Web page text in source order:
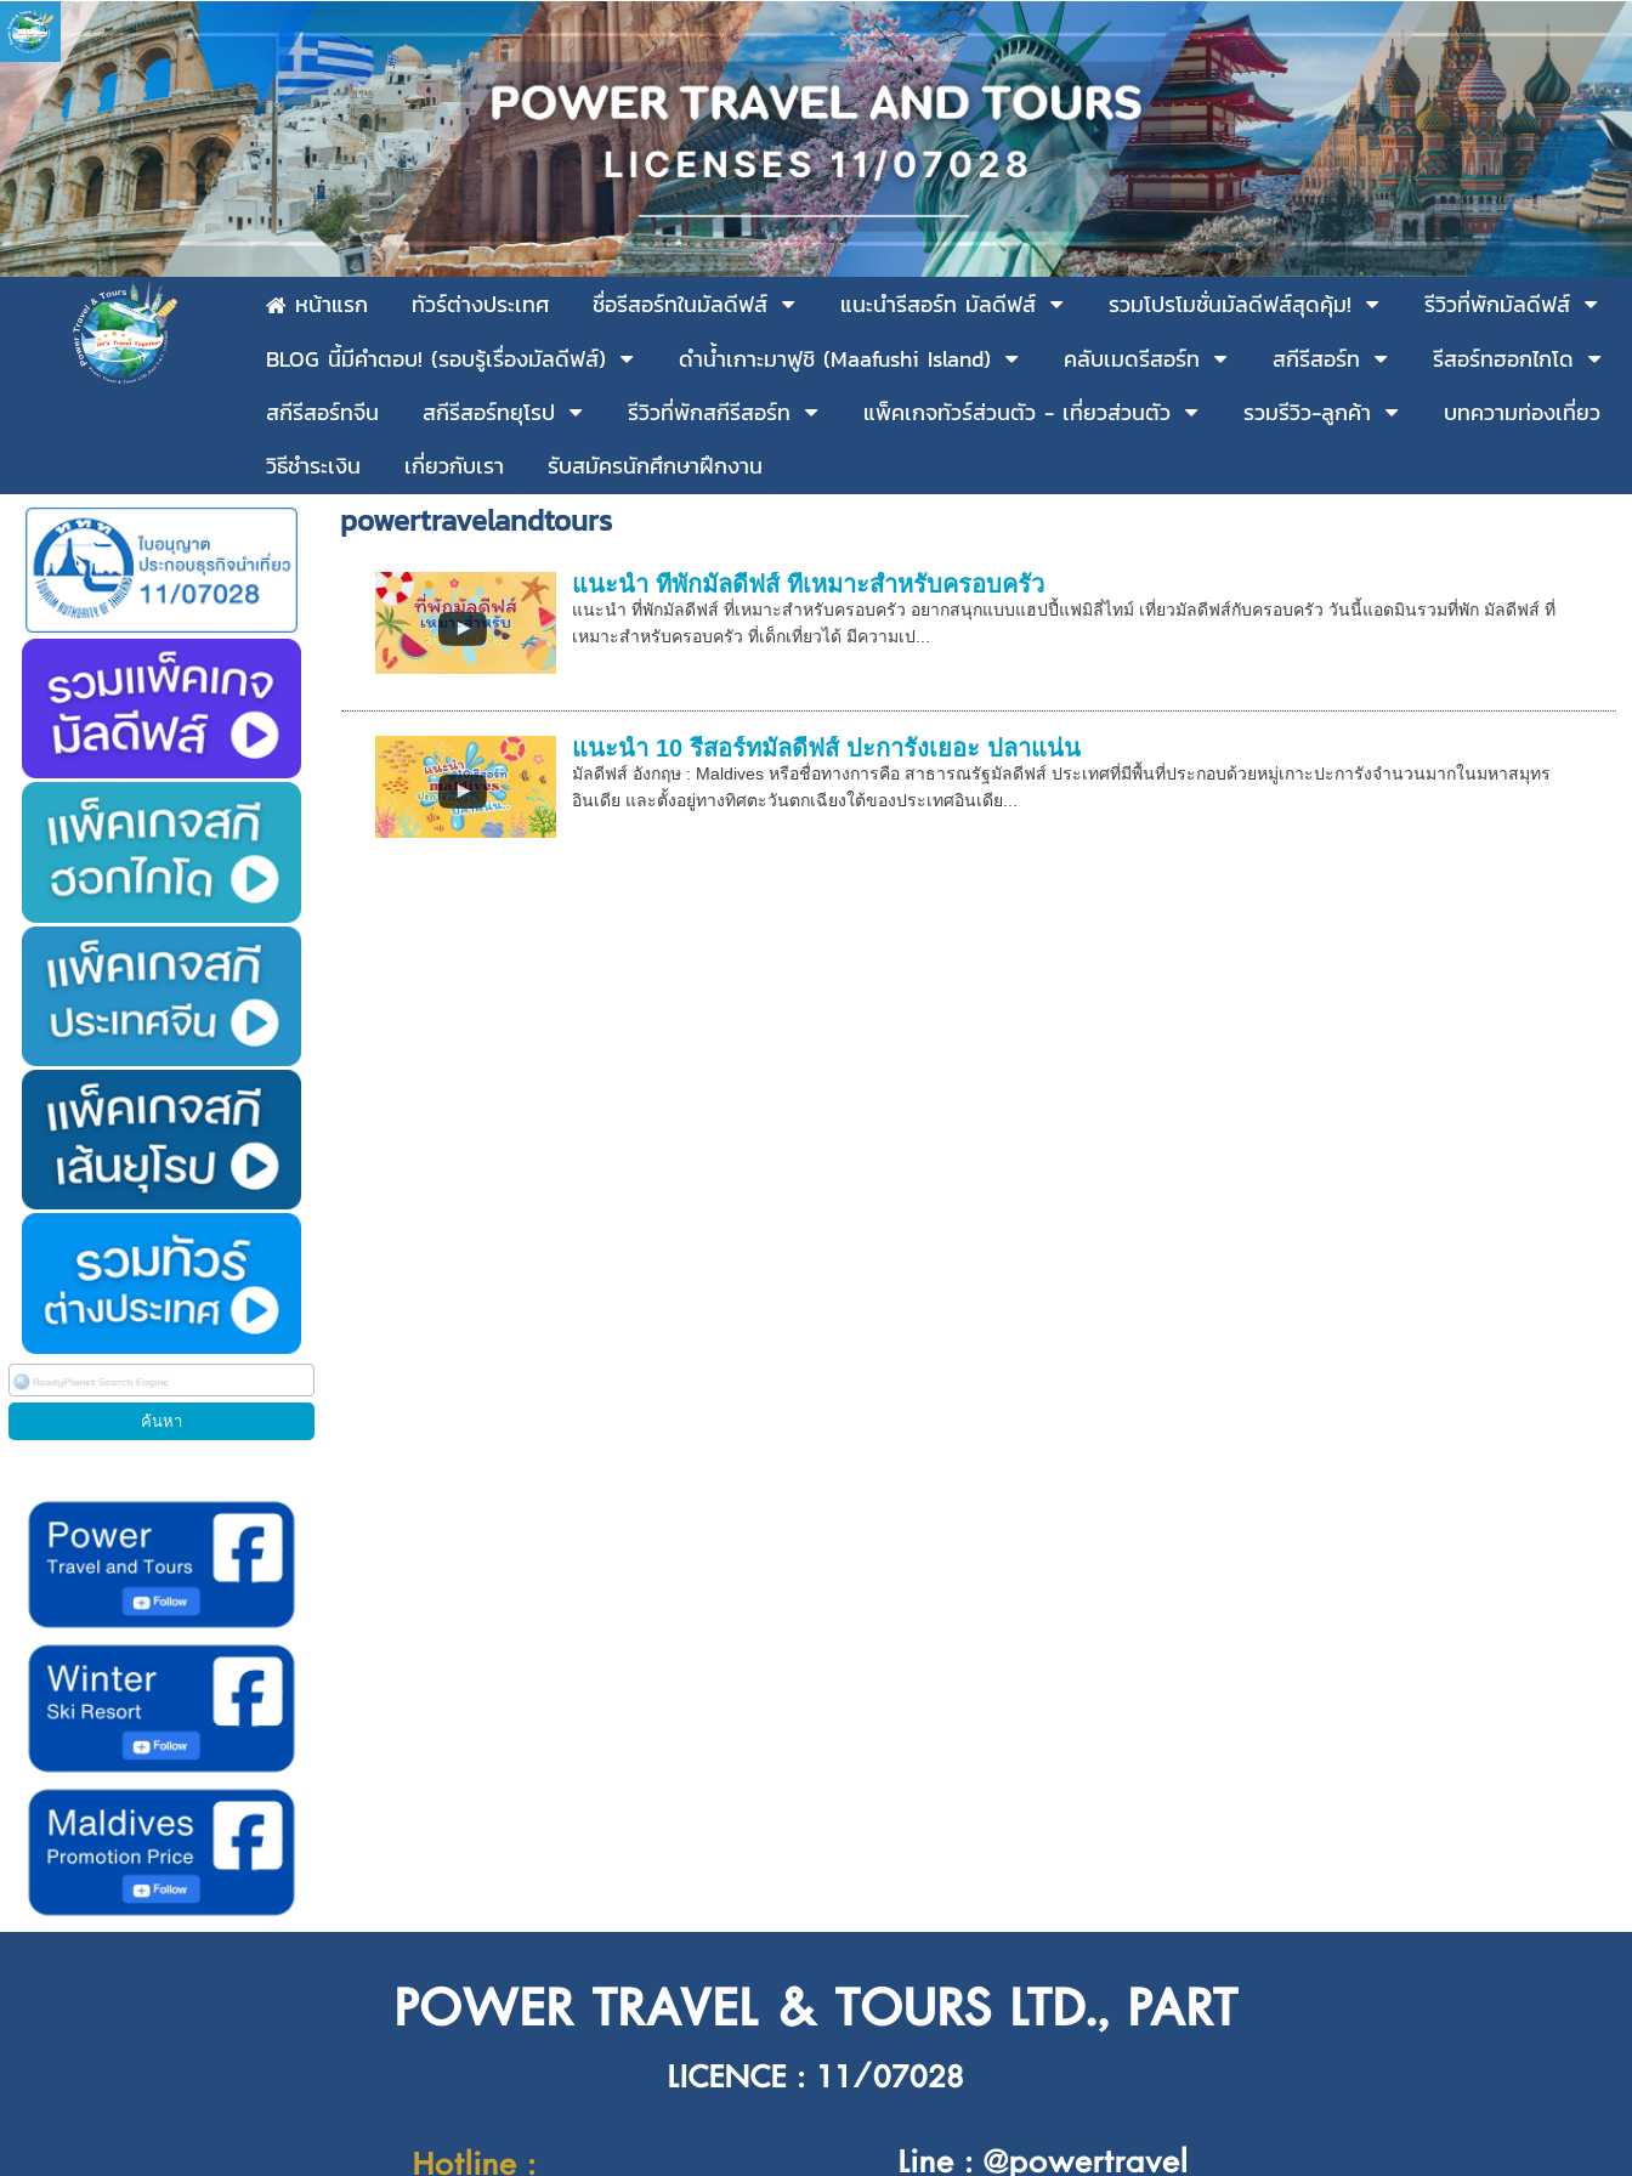
หน้าแรก ทัวร์ต่างประเทศ ชื่อรีสอร์ทในมัลดีฟส์ แนะนำรีสอร์ท มัลดีฟส์ รวมโปรโมชั่นมัลดีฟส์สุดคุ้ม!
รีวิวที่พักมัลดีฟส์
BLOG นี้มีคำตอบ! (รอบรู้เรื่องมัลดีฟส์)
ดำน้ำเกาะมาฟูชิ (Maafushi Island) คลับเมดรีสอร์ท สกีรีสอร์ท
รีสอร์ทฮอกไกโด
สกีรีสอร์ทจีน
สกีรีสอร์ทยุโรป รีวิวที่พักสกีรีสอร์ท แพ็คเกจทัวร์ส่วนตัว - เที่ยวส่วนตัว รวมรีวิว-ลูกค้า
บทความท่องเที่ยว
วิธีชำระเงิน
เกี่ยวกับเรา รับสมัครนักศึกษาฝึกงาน
powertravelandtours
แนะนำ ที่พักมัลดีฟส์ ที่เหมาะสำหรับครอบครัว
แนะนำ ที่พักมัลดีฟส์ ที่เหมาะสำหรับครอบครัว อยากสนุกแบบแฮปปี้แฟมิลี่ไทม์ เที่ยวมัลดีฟส์กับครอบครัว วันนี้แอดมินรวมที่พัก มัลดีฟส์ ที่
เหมาะสำหรับครอบครัว ที่เด็กเที่ยวได้ มีความเป...
แนะนำ 10 รีสอร์ทมัลดีฟส์ ปะการังเยอะ ปลาแน่น
มัลดีฟส์ อังกฤษ : Maldives หรือชื่อทางการคือ สาธารณรัฐมัลดีฟส์ ประเทศที่มีพื้นที่ประกอบด้วยหมู่เกาะปะการังจำนวนมากในมหาสมุทร
อินเดีย และตั้งอยู่ทางทิศตะวันตกเฉียงใต้ของประเทศอินเดีย...
POWER TRAVEL & TOURS LTD., PART
LICENCE : 11/07028
Hotline :
Line : @powertravel